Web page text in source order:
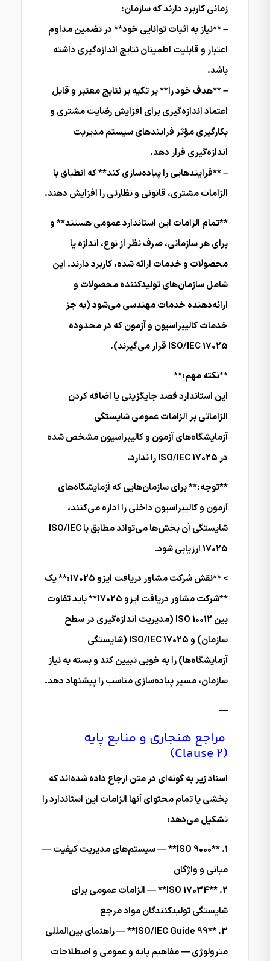
زمانی کاربرد دارند که سازمان:
– **نیاز به اثبات توانایی خود** در تضمین مداوم
اعتبار و قابلیت اطمینان نتایج اندازه‌گیری داشته
باشد.
– **هدف خود را** بر تکیه بر نتایج معتبر و قابل
اعتماد اندازه‌گیری برای افزایش رضایت مشتری و
بکارگیری مؤثر فرایندهای سیستم مدیریت
اندازه‌گیری قرار دهد.
– **فرایندهایی را پیاده‌سازی کند** که انطباق با
الزامات مشتری، قانونی و نظارتی را افزایش دهند.
**تمام الزامات این استاندارد عمومی هستند** و
برای هر سازمانی، صرف نظر از نوع، اندازه یا
محصولات و خدمات ارائه شده، کاربرد دارند. این
شامل سازمان‌های تولیدکننده محصولات و
ارائه‌دهنده خدمات مهندسی می‌شود (به جز
خدمات کالیبراسیون و آزمون که در محدوده
ISO/IEC 17025 قرار می‌گیرند).
**نکته مهم:**
این استاندارد قصد جایگزینی یا اضافه کردن
الزاماتی بر الزامات عمومی شایستگی
آزمایشگاه‌های آزمون و کالیبراسیون مشخص شده
در ISO/IEC 17025 را ندارد.
**توجه:** برای سازمان‌هایی که آزمایشگاه‌های
آزمون و کالیبراسیون داخلی را اداره می‌کنند،
شایستگی آن بخش‌ها می‌تواند مطابق با ISO/IEC
17025 ارزیابی شود.
> **نقش شرکت مشاور دریافت ایزو 17025:** یک
**شرکت مشاور دریافت ایزو 17025** باید تفاوت
بین ISO 10012 (مدیریت اندازه‌گیری در سطح
سازمان) و ISO/IEC 17025 (شایستگی
آزمایشگاه‌ها) را به خوبی تبیین کند و بسته به نیاز
سازمان، مسیر پیاده‌سازی مناسب را پیشنهاد دهد.
—
مراجع هنجاری و منابع پایه
(Clause 2)
اسناد زیر به گونه‌ای در متن ارجاع داده شده‌اند که
بخشی یا تمام محتوای آنها الزامات این استاندارد را
تشکیل می‌دهد:
1. **ISO 9000** — سیستم‌های مدیریت کیفیت —
مبانی و واژگان
2. **ISO 17034** — الزامات عمومی برای
شایستگی تولیدکنندگان مواد مرجع
3. **ISO/IEC Guide 99** — راهنمای بین‌المللی
مترولوژی — مفاهیم پایه و عمومی و اصطلاحات